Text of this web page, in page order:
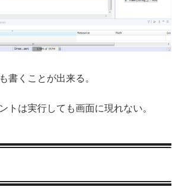
書くことが出来る。
トは実行しても画面に現れない。